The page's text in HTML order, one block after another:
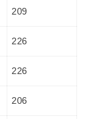
209
226
226
206